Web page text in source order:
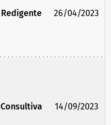
Redigente 26/04/2023
Consultiva 14/09/2023